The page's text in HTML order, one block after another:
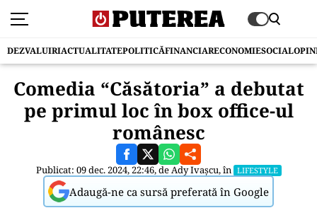
DEZVALUIRIACTUALITATEPOLITICĂFINANCIARECONOMIESOCIAL
Comedia “Căsătoria” a debutat
pe primul loc în box office-ul
românesc
Publicat: 09 dec. 2024, 22:46, deAdy Ivașcu, în LIFESTYLE
Adaugă-ne ca sursă preferată în Google